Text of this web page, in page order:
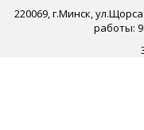
220069, г.Минск,
работы: